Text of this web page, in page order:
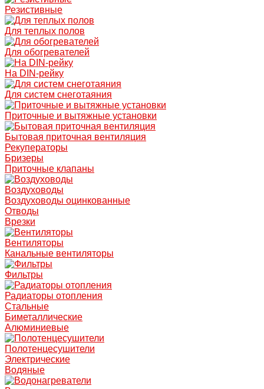
Резистивные
Для теплых полов
Для обогревателей
На DIN-рейку
Для систем снеготаяния
Приточные и вытяжные установки
Бытовая приточная вентиляция
Рекуператоры
Бризеры
Приточные клапаны
Воздуховоды
Воздуховоды оцинкованные
Отводы
Врезки
Вентиляторы
Канальные вентиляторы
Фильтры
Радиаторы отопления
Стальные
Биметаллические
Алюминиевые
Полотенцесушители
Электрические
Водяные